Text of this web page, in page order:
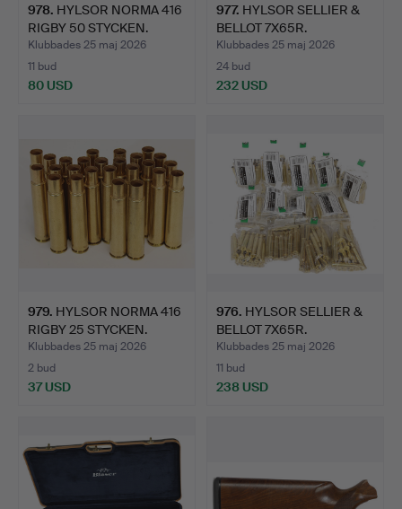
978. HYLSOR NORMA 416
RIGBY 50 STYCKEN.
Klubbades 25 maj 2026
11 bud
80 USD
977. HYLSOR SELLIER &
BELLOT 7X65R.
Klubbades 25 maj 2026
24 bud
232 USD
979. HYLSOR NORMA 416
RIGBY 25 STYCKEN.
Klubbades 25 maj 2026
2 bud
37 USD
976. HYLSOR SELLIER &
BELLOT 7X65R.
Klubbades 25 maj 2026
11 bud
238 USD